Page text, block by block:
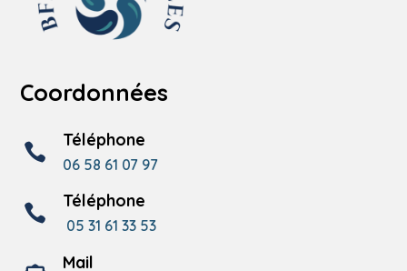
Coordonnées

Téléphone
06 58 61 07 97

Téléphone
05 31 61 33 53
Mail